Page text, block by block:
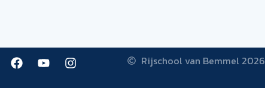
Rijschool van Bemmel 2026